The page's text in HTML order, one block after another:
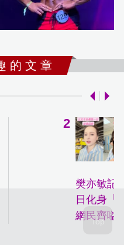
的 文 章
樊亦敏記
日化身「
網民齊嗌